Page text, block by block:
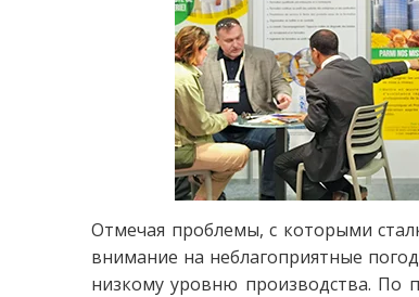
Отмечая проблемы, с которыми
внимание на неблагоприятные
низкому уровню производства. По